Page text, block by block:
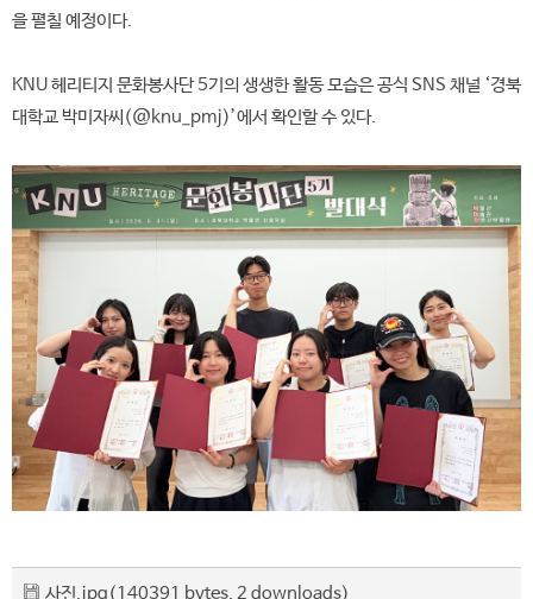
을 펼칠 예정이다.
KNU 헤리티지 문화봉사단 5기의 생생한 활동 모습은 공식 SNS 채널 ‘경북
대학교 박미자씨(@knu_pmj)’에서 확인할 수 있다.
사진.jpg(140391 bytes, 2 downloads)